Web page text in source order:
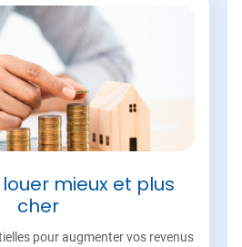
mieux et plus
cher
pour augmenter vos revenus